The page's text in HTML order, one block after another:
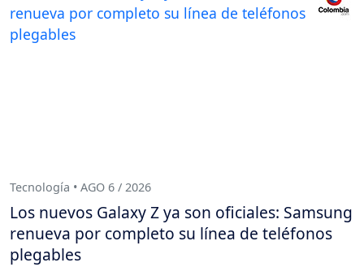
Tecnología • AGO 6 / 2026
Los nuevos Galaxy Z ya son oficiales: Samsung
renueva por completo su línea de teléfonos
plegables